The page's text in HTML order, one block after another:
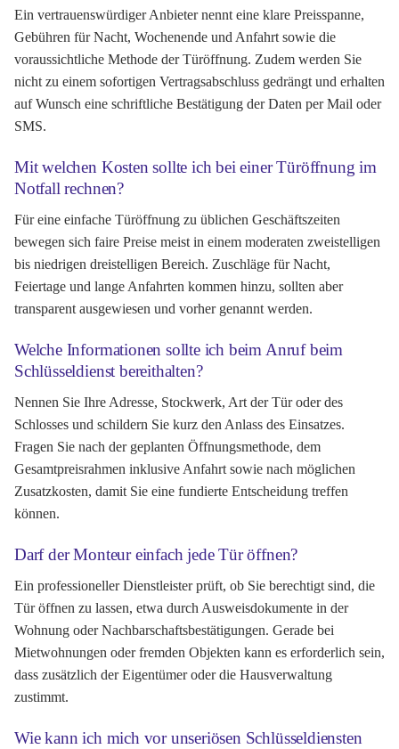
Ein vertrauenswürdiger Anbieter nennt eine klare Preisspanne,
Gebühren für Nacht, Wochenende und Anfahrt sowie die
voraussichtliche Methode der Türöffnung. Zudem werden Sie
nicht zu einem sofortigen Vertragsabschluss gedrängt und erhalten
auf Wunsch eine schriftliche Bestätigung der Daten per Mail oder
SMS.
Mit welchen Kosten sollte ich bei einer Türöffnung im
Notfall rechnen?
Für eine einfache Türöffnung zu üblichen Geschäftszeiten
bewegen sich faire Preise meist in einem moderaten zweistelligen
bis niedrigen dreistelligen Bereich. Zuschläge für Nacht,
Feiertage und lange Anfahrten kommen hinzu, sollten aber
transparent ausgewiesen und vorher genannt werden.
Welche Informationen sollte ich beim Anruf beim
Schlüsseldienst bereithalten?
Nennen Sie Ihre Adresse, Stockwerk, Art der Tür oder des
Schlosses und schildern Sie kurz den Anlass des Einsatzes.
Fragen Sie nach der geplanten Öffnungsmethode, dem
Gesamtpreisrahmen inklusive Anfahrt sowie nach möglichen
Zusatzkosten, damit Sie eine fundierte Entscheidung treffen
können.
Darf der Monteur einfach jede Tür öffnen?
Ein professioneller Dienstleister prüft, ob Sie berechtigt sind, die
Tür öffnen zu lassen, etwa durch Ausweisdokumente in der
Wohnung oder Nachbarschaftsbestätigungen. Gerade bei
Mietwohnungen oder fremden Objekten kann es erforderlich sein,
dass zusätzlich der Eigentümer oder die Hausverwaltung
zustimmt.
Wie kann ich mich vor unseriösen Schlüsseldiensten